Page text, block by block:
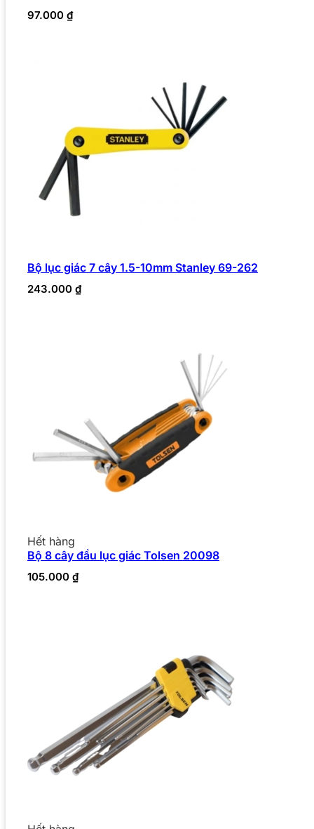
97.000 ₫
Bộ lục giác 7 cây 1.5-10mm Stanley 69-262
243.000 ₫
Hết hàng
Bộ 8 cây đầu lục giác Tolsen 20098
105.000 ₫